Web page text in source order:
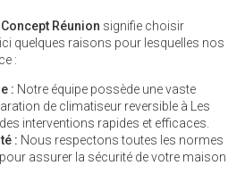
Réunion signifie choisir
quelques raisons pour lesquelles nos
:
: Notre équipe possède une vaste
de climatiseur reversible à Les
interventions rapides et efficaces.
: Nous respectons toutes les normes
assurer la sécurité de votre maison